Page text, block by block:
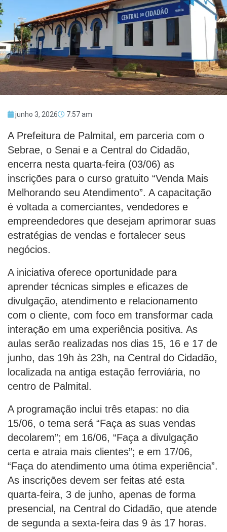
junho 3, 2026 7:57 am
A Prefeitura de Palmital, em parceria com o
Sebrae, o Senai e a Central do Cidadão,
encerra nesta quarta-feira (03/06) as
inscrições para o curso gratuito “Venda Mais
Melhorando seu Atendimento”. A capacitação
é voltada a comerciantes, vendedores e
empreendedores que desejam aprimorar suas
estratégias de vendas e fortalecer seus
negócios.
A iniciativa oferece oportunidade para
aprender técnicas simples e eficazes de
divulgação, atendimento e relacionamento
com o cliente, com foco em transformar cada
interação em uma experiência positiva. As
aulas serão realizadas nos dias 15, 16 e 17 de
junho, das 19h às 23h, na Central do Cidadão,
localizada na antiga estação ferroviária, no
centro de Palmital.
A programação inclui três etapas: no dia
15/06, o tema será “Faça as suas vendas
decolarem”; em 16/06, “Faça a divulgação
certa e atraia mais clientes”; e em 17/06,
“Faça do atendimento uma ótima experiência”.
As inscrições devem ser feitas até esta
quarta-feira, 3 de junho, apenas de forma
presencial, na Central do Cidadão, que atende
de segunda a sexta-feira das 9 às 17 horas.